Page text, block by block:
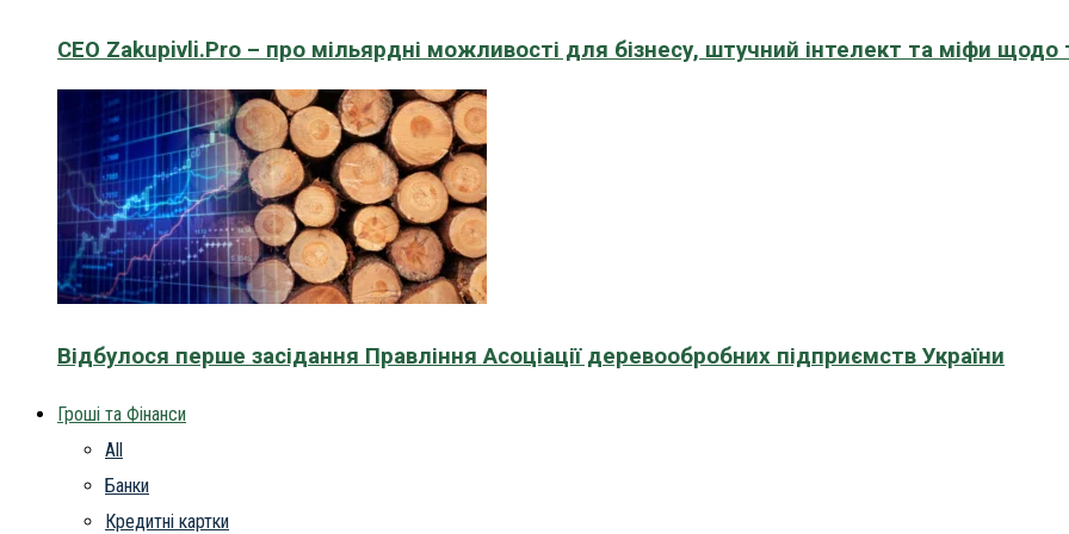
CEO Zakupivli.Pro – про мільярдні можливості для бізнесу, штучний інтелект та міфи щодо
Відбулося перше засідання Правління Асоціації деревообробних підприємств України
Гроші та Фінанси
All
Банки
Кредитні картки